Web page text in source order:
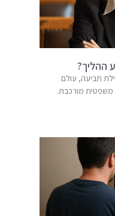
ההליך?
תביעה, עולם
משפטית מורכבת.